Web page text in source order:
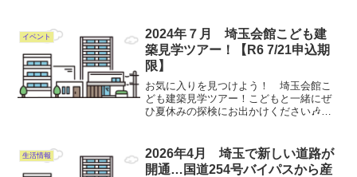
イベント
2024年７月 埼玉会館こども建
築見学ツアー！【R6 7/21申込期
限】
お気に入りを見つけよう！ 埼玉会館こ
ども建築見学ツアー！こどもと一緒にぜ
ひ夏休みの探検にお出かけください🎶⛏
必着✿お申込み方法などの詳細は、埼玉
県H...
生活情報
2026年4月 埼玉で新しい道路が
開通…国道254号バイパスから産